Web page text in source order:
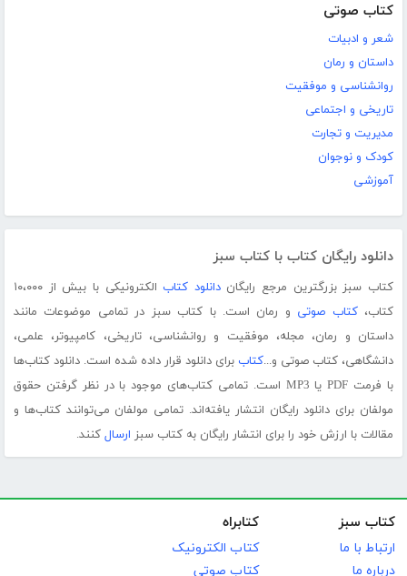
کتاب صوتی
شعر و ادبیات
داستان و رمان
روانشناسی و موفقیت
تاریخی و اجتماعی
مدیریت و تجارت
کودک و نوجوان
آموزشی
دانلود رایگان کتاب با کتاب سبز
کتاب سبز بزرگترین مرجع رایگاندانلود کتاب
الکترونیکی با بیش از ۱۰،۰۰۰
کتاب،کتاب صوتی و رمان است. با کتاب سبز در تمامی موضوعات مانند
داستان و رمان، مجله، موفقیت و روانشناسی، تاریخی، کامپیوتر، علمی،
دانشگاهی، کتاب صوتی و...کتاب برای دانلود قرار داده شده است. دانلود کتاب‌ها
با فرمت PDF یا MP3 است. تمامی کتاب‌های موجود با در نظر گرفتن حقوق
مولفان برای دانلود رایگان انتشار یافته‌اند. تمامی مولفان می‌توانند کتاب‌ها و
مقالات با ارزش خود را برای انتشار رایگان به کتاب سبز ارسال کنند.
کتاب سبز
ارتباط با ما
درباره ما
کتابراه
کتاب الکترونیک
کتاب صوتی